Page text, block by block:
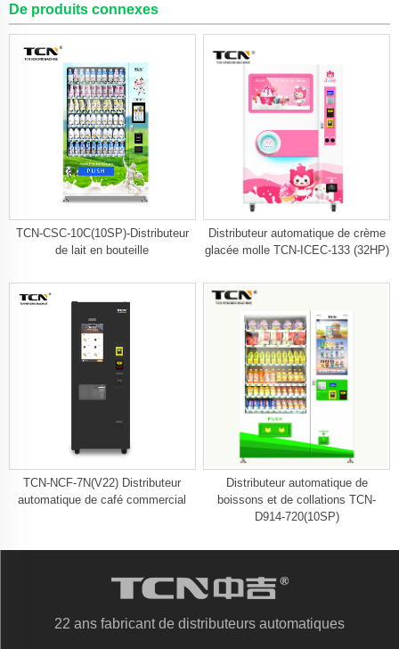
De produits connexes
TCN-CSC-10C(10SP)-Distributeur
de lait en bouteille
Distributeur automatique de crème
glacée molle TCN-ICEC-133 (32HP)
TCN-NCF-7N(V22) Distributeur
automatique de café commercial
Distributeur automatique de
boissons et de collations TCN-
D914-720(10SP)
22 ans fabricant de distributeurs automatiques